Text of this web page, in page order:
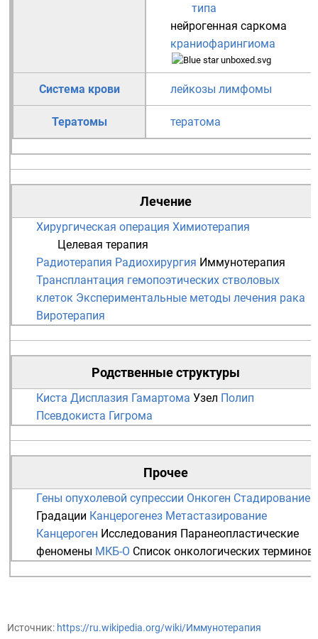
типа
нейрогенная саркома
краниофарингиома
Система крови лейкозы лимфомы
Тератомы тератома
Лечение
Хирургическая операция Химиотерапия
Целевая терапия
Радиотерапия Радиохирургия Иммунотерапия
Трансплантация гемопоэтических стволовых
клеток Экспериментальные методы лечения рака
Виротерапия
Родственные структуры
Киста Дисплазия Гамартома Узел Полип
Псевдокиста Гигрома
Прочее
Гены опухолевой супрессии Онкоген Стадирование
Градации Канцерогенез Метастазирование
Канцероген Исследования Паранеопластические
феномены МКБ-О Список онкологических терминов
Источник: https://ru.wikipedia.org/wiki/Иммунотерапия